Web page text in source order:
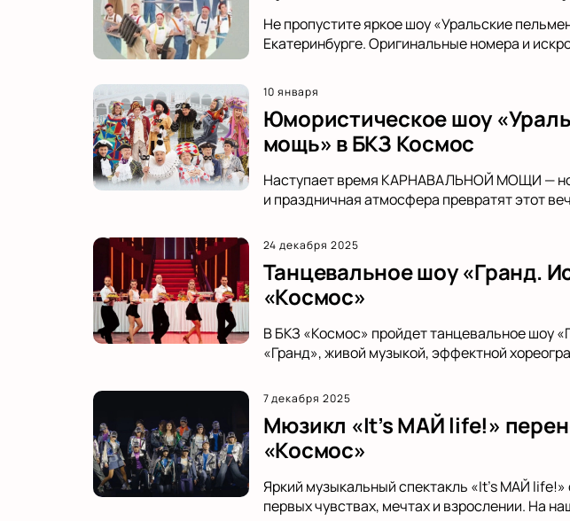
Не пропустите яркое шоу «Уральские
Екатеринбурге. Оригинальные номера и
10 января
Юмористическое шоу
мощь» в БКЗ Космос
Наступает время КАРНАВАЛЬНОЙ МОЩИ —
и праздничная атмосфера превратят этот
24 декабря 2025
Танцевальное шоу «Гранд.
«Космос»
В БКЗ «Космос» пройдет танцевальное шоу
«Гранд», живой музыкой, эффектной
7 декабря 2025
Мюзикл «It’s МАЙ life!»
«Космос»
Яркий музыкальный спектакль «It’s МАЙ
первых чувствах, мечтах и взрослении. На